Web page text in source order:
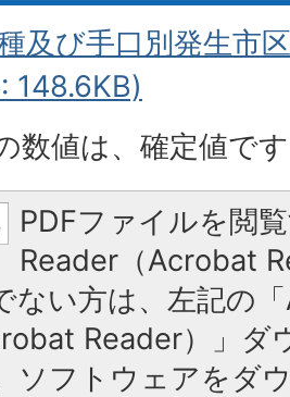
及び手口別発生市
148.6KB)
数値は、確定値で
PDFファイルを閲
Reader（Acrobat
ない方は、左記の
Reader）」ダ
ソフトウェアをダ